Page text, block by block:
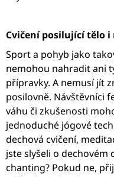
Cvičení posilující tělo i
Sport a pohyb jako
nemohou nahradit ani
přípravky. A nemusí jít
posilovně. Návštěvníci
váhu či zkušenosti
jednoduché jógové
dechová cvičení,
jste slyšeli o dechovém
chanting? Pokud ne,